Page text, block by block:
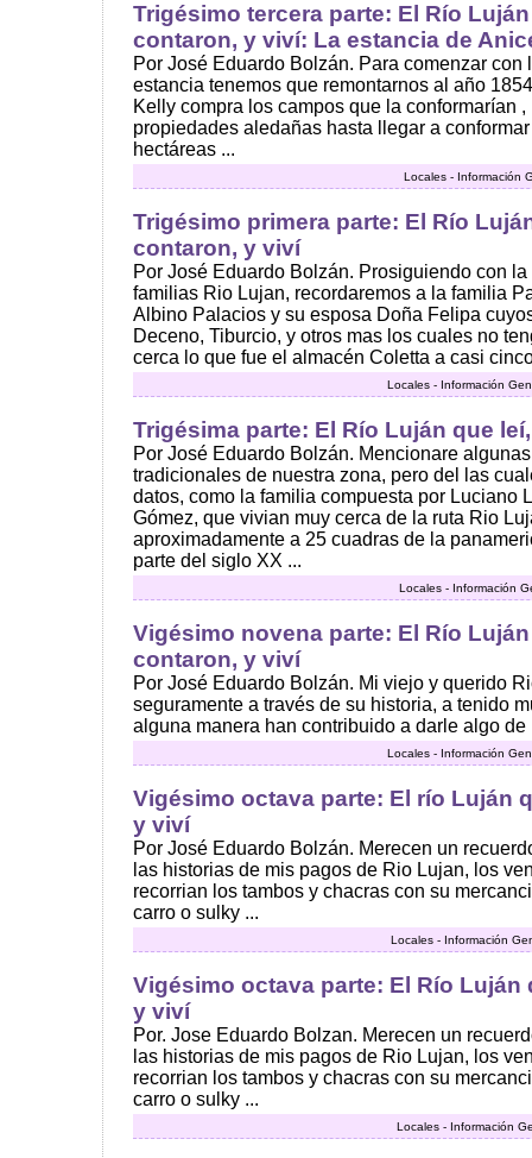
Trigésimo tercera parte: El Río
contaron, y viví: La estancia de
Por José Eduardo Bolzán. Para comenzar con
estancia tenemos que remontarnos al año
Kelly compra los campos que la conformarían
propiedades aledañas hasta llegar a
hectáreas ...
Locales - Información
Trigésimo primera parte: El Río
contaron, y viví
Por José Eduardo Bolzán. Prosiguiendo con
familias Rio Lujan, recordaremos a la familia
Albino Palacios y su esposa Doña Felipa
Deceno, Tiburcio, y otros mas los cuales no
cerca lo que fue el almacén Coletta a casi
Locales - Información
Trigésima parte: El Río Luján que
Por José Eduardo Bolzán. Mencionare
tradicionales de nuestra zona, pero del las
datos, como la familia compuesta por Luciano
Gómez, que vivian muy cerca de la ruta Rio
aproximadamente a 25 cuadras de la
parte del siglo XX ...
Locales - Información
Vigésimo novena parte: El Río
contaron, y viví
Por José Eduardo Bolzán. Mi viejo y querido
seguramente a través de su historia, a tenido
alguna manera han contribuido a darle algo
Locales - Información
Vigésimo octava parte: El río Luján
y viví
Por José Eduardo Bolzán. Merecen un
las historias de mis pagos de Rio Lujan, los
recorrian los tambos y chacras con su
carro o sulky ...
Locales - Información
Vigésimo octava parte: El Río Luján
y viví
Por. Jose Eduardo Bolzan. Merecen un
las historias de mis pagos de Rio Lujan, los
recorrian los tambos y chacras con su
carro o sulky ...
Locales - Información